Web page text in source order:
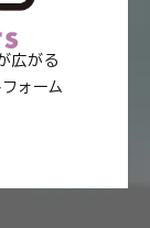
広がる
ォーム